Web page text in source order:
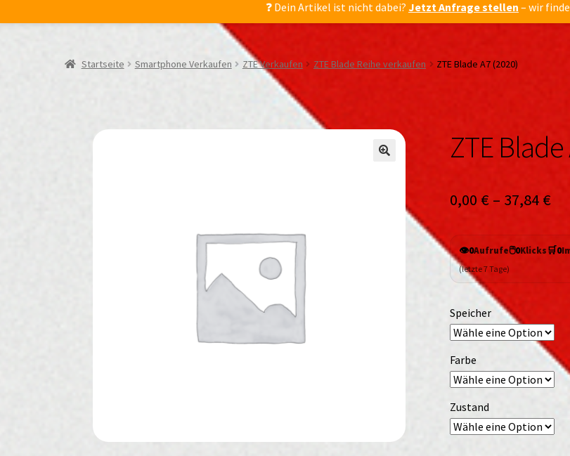
❓ Dein Artikel ist nicht dabei? Jetzt Anfrage stellen – wir
Startseite Smartphone Verkaufen ZTE Verkaufen ZTE Blade Reihe verkaufen ZTE Blade A7 (2020)
ZTE Blade
0,00 € – 37,84 €
👁️0Aufrufe🖱️0Klicks🛒0
(letzte 7 Tage)
Speicher
Farbe
Zustand